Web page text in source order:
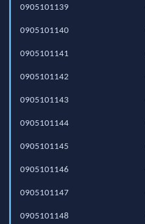
0905101139
0905101140
0905101141
0905101142
0905101143
0905101144
0905101145
0905101146
0905101147
0905101148